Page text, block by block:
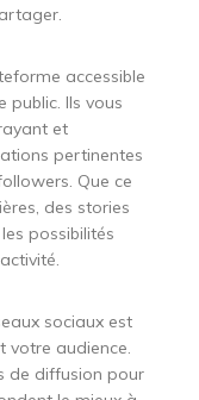
accessible
public. Ils vous
et
pertinentes
Que ce
des stories
possibilités
sociaux est
votre audience.
de diffusion pour